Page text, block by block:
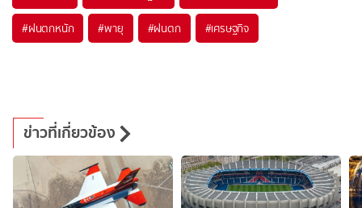
#ฝนตกหนัก #พายุ #ฝนตก #เศรษฐกิจ
ข่าวที่เกี่ยวข้อง